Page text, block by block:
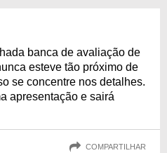
banca de avaliação de
esteve tão próximo de
se concentre nos detalhes.
apresentação e sairá
COMPARTILHAR